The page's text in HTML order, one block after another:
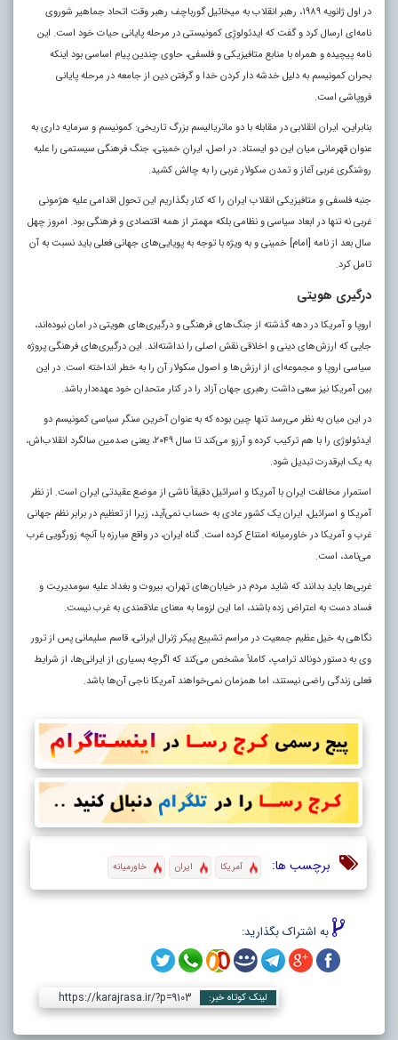
در اول ژانویه ۱۹۸۹، رهبر انقلاب به میخائیل گورباچف رهبر وقت اتحاد جماهیر شوروی
نامه‌ای ارسال کرد و گفت که ایدئولوژِی کمونیستی در مرحله پایانی حیات خود است. این
نامه پیچیده و همراه با منابع متافیزیکی و فلسفی، حاوی چندین پیام اساسی بود اینکه
بحران کمونیسم به دلیل خدشه دار کردن خدا و گرفتن دین از جامعه در مرحله پایانی
فروپاشی است.
بنابراین، ایران انقلابی در مقابله با دو ماتریالیسم بزرگ تاریخی: کمونیسم و سرمایه داری به
عنوان قهرمانی میان این دو ایستاد. در اصل، ایرانِ خمینی، جنگ فرهنگی سیستمی را علیه
روشنگری غربی آغاز و تمدن سکولار غربی را به چالش کشید.
جنبه فلسفی و متافیزیکی انقلاب ایران را که کنار بگذاریم این تحول اقدامی علیه هژمونی
غربی نه تنها در ابعاد سیاسی و نظامی بلکه مهمتر از همه اقتصادی و فرهنگی بود. امروز چهل
سال بعد از نامه [امام] خمینی و به ویژه با توجه به پویایی‌های جهانی فعلی باید نسبت به آن
تامل کرد.
درگیری هویتی
اروپا و آمریکا در دهه گذشته از جنگ‌های فرهنگی و درگیری‌های هویتی در امان نبوده‌اند،
جایی که ارزش‌های دینی و اخلاقی نقش اصلی را نداشته‌اند. این درگیری‌های فرهنگی پروژه
سیاسی اروپا و مجموعه‌ای از ارزش‌ها و اصول سکولار آن را به خطر انداخته است. در این
بین آمریکا نیز سعی داشت رهبری جهان آزاد را در کنار متحدان خود عهده‌دار باشد.
در این میان به نظر می‌رسد تنها چین بوده که به عنوان آخرین سنگر سیاسی کمونیسم دو
ایدئولوژی را با هم ترکیب کرده و آرزو می‌کند تا سال ۲۰۴۹، یعنی صدمین سالگرد انقلاب‌اش،
به یک ابرقدرت تبدیل شود.
استمرار مخالفت ایران با آمریکا و اسرائیل دقیقاً ناشی از موضع عقیدتی ایران است. از نظر
آمریکا و اسرائیل، ایران یک کشور عادی به حساب نمی‌آید، زیرا از تعظیم در برابر نظم جهانی
غرب و آمریکا در خاورمیانه امتناع کرده است. گناه ایران، در واقع مبارزه با آنچه زورگویی غرب
می‌نامد، است.
غربی‌ها باید بدانند که شاید مردم در خیابان‌های تهران، بیروت و بغداد علیه سو‌مدیریت و
فساد دست به اعتراض زده باشند، اما این لزوما به معنای علاقمندی به غرب نیست.
نگاهی به خیل عظیم جمعیت در مراسم تشییع پیکر ژنرال ایرانی، قاسم سلیمانی پس از ترور
وی به دستور دونالد ترامپ، کاملاً مشخص می‌کند که اگرچه بسیاری از ایرانی‌ها، از شرایط
فعلی زندگی راضی نیستند، اما همزمان نمی‌خواهند آمریکا ناجی آن‌ها باشد.
برچسب ها: آمریکا ایران خاورمیانه
به اشتراک بگذارید:
لینک کوتاه خبر: https://karajrasa.ir/?p=9103